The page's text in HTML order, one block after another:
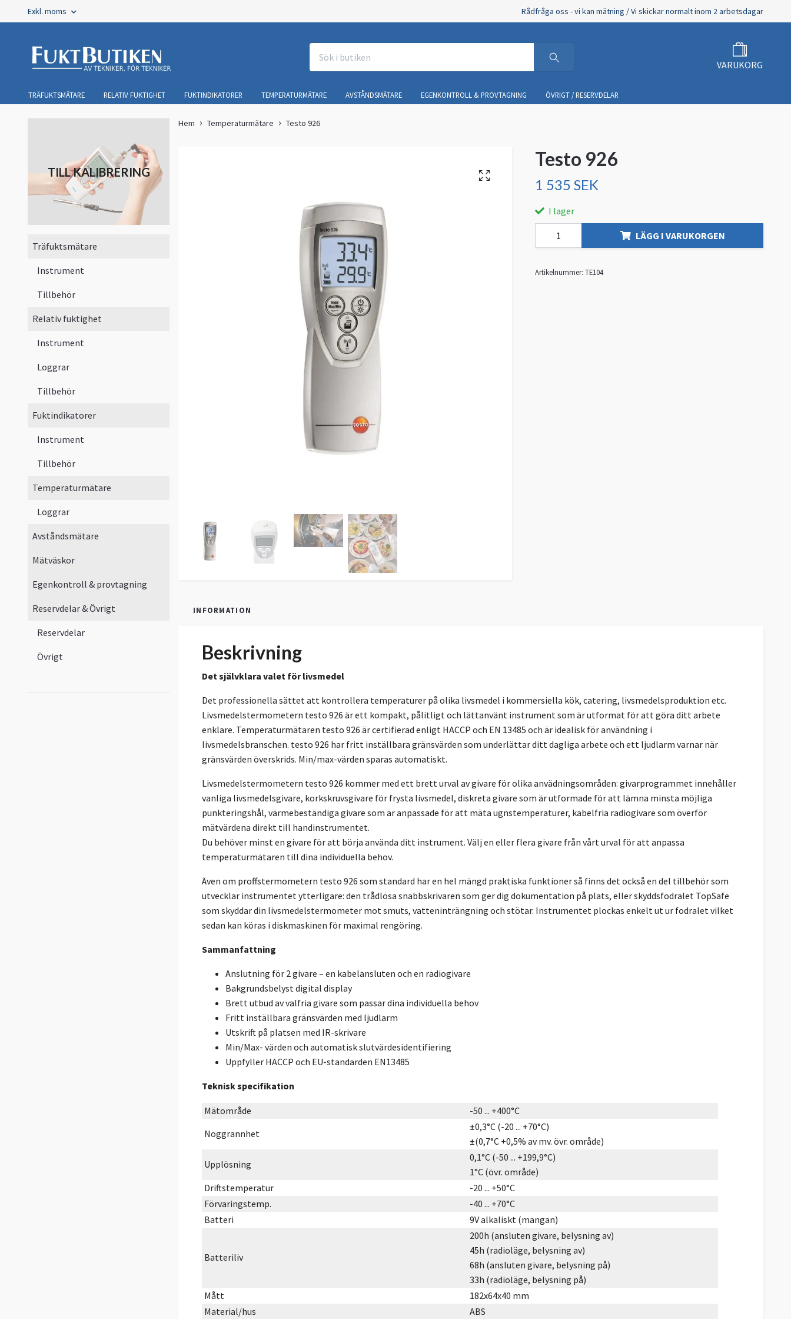
Exkl. moms Rådfråga oss - vi kan mätning / Vi skickar normalt inom 2 arbetsdagar
VARUKORG
TRÄFUKTSMÄTARE RELATIV FUKTIGHET FUKTINDIKATORER TEMPERATURMÄTARE AVSTÅNDSMÄTARE EGENKONTROLL & PROVTAGNING ÖVRIGT / RESERVDELAR
TILL KALIBRERING
Träfuktsmätare
Instrument
Tillbehör
Relativ fuktighet
Instrument
Loggrar
Tillbehör
Fuktindikatorer
Instrument
Tillbehör
Temperaturmätare
Loggrar
Avståndsmätare
Mätväskor
Egenkontroll & provtagning
Reservdelar & Övrigt
Reservdelar
Övrigt
Hem Temperaturmätare Testo 926
Testo 926
1 535 SEK
I lager
LÄGG I VARUKORGEN
Artikelnummer: TE104
INFORMATION
Beskrivning
Det självklara valet för livsmedel
Det professionella sättet att kontrollera temperaturer på olika livsmedel i kommersiella kök, catering, livsmedelsproduktion etc.
Livsmedelstermometern testo 926 är ett kompakt, pålitligt och lättanvänt instrument som är utformat för att göra ditt arbete
enklare. Temperaturmätaren testo 926 är certifierad enligt HACCP och EN 13485 och är idealisk för användning i
livsmedelsbranschen. testo 926 har fritt inställbara gränsvärden som underlättar ditt dagliga arbete och ett ljudlarm varnar när
gränsvärden överskrids. Min/max-värden sparas automatiskt.
Livsmedelstermometern testo 926 kommer med ett brett urval av givare för olika anvädningsområden: givarprogrammet innehåller
vanliga livsmedelsgivare, korkskruvsgivare för frysta livsmedel, diskreta givare som är utformade för att lämna minsta möjliga
punkteringshål, värmebeständiga givare som är anpassade för att mäta ugnstemperaturer, kabelfria radiogivare som överför
mätvärdena direkt till handinstrumentet.
Du behöver minst en givare för att börja använda ditt instrument. Välj en eller flera givare från vårt urval för att anpassa
temperaturmätaren till dina individuella behov.
Även om proffstermometern testo 926 som standard har en hel mängd praktiska funktioner så finns det också en del tillbehör som
utvecklar instrumentet ytterligare: den trådlösa snabbskrivaren som ger dig dokumentation på plats, eller skyddsfodralet TopSafe
som skyddar din livsmedelstermometer mot smuts, vatteninträngning och stötar. Instrumentet plockas enkelt ut ur fodralet vilket
sedan kan köras i diskmaskinen för maximal rengöring.
Sammanfattning
Anslutning för 2 givare – en kabelansluten och en radiogivare
Bakgrundsbelyst digital display
Brett utbud av valfria givare som passar dina individuella behov
Fritt inställbara gränsvärden med ljudlarm
Utskrift på platsen med IR-skrivare
Min/Max- värden och automatisk slutvärdesidentifiering
Uppfyller HACCP och EU-standarden EN13485
Teknisk specifikation
Mätområde
-50 ... +400°C
Noggrannhet
±0,3°C (-20 ... +70°C)
±(0,7°C +0,5% av mv. övr. område)
Upplösning
0,1°C (-50 ... +199,9°C)
1°C (övr. område)
Driftstemperatur
-20 ... +50°C
Förvaringstemp.
-40 ... +70°C
Batteri
9V alkaliskt (mangan)
Batteriliv
200h (ansluten givare, belysning av)
45h (radioläge, belysning av)
68h (ansluten givare, belysning på)
33h (radioläge, belysning på)
Mått
182x64x40 mm
Material/hus
ABS